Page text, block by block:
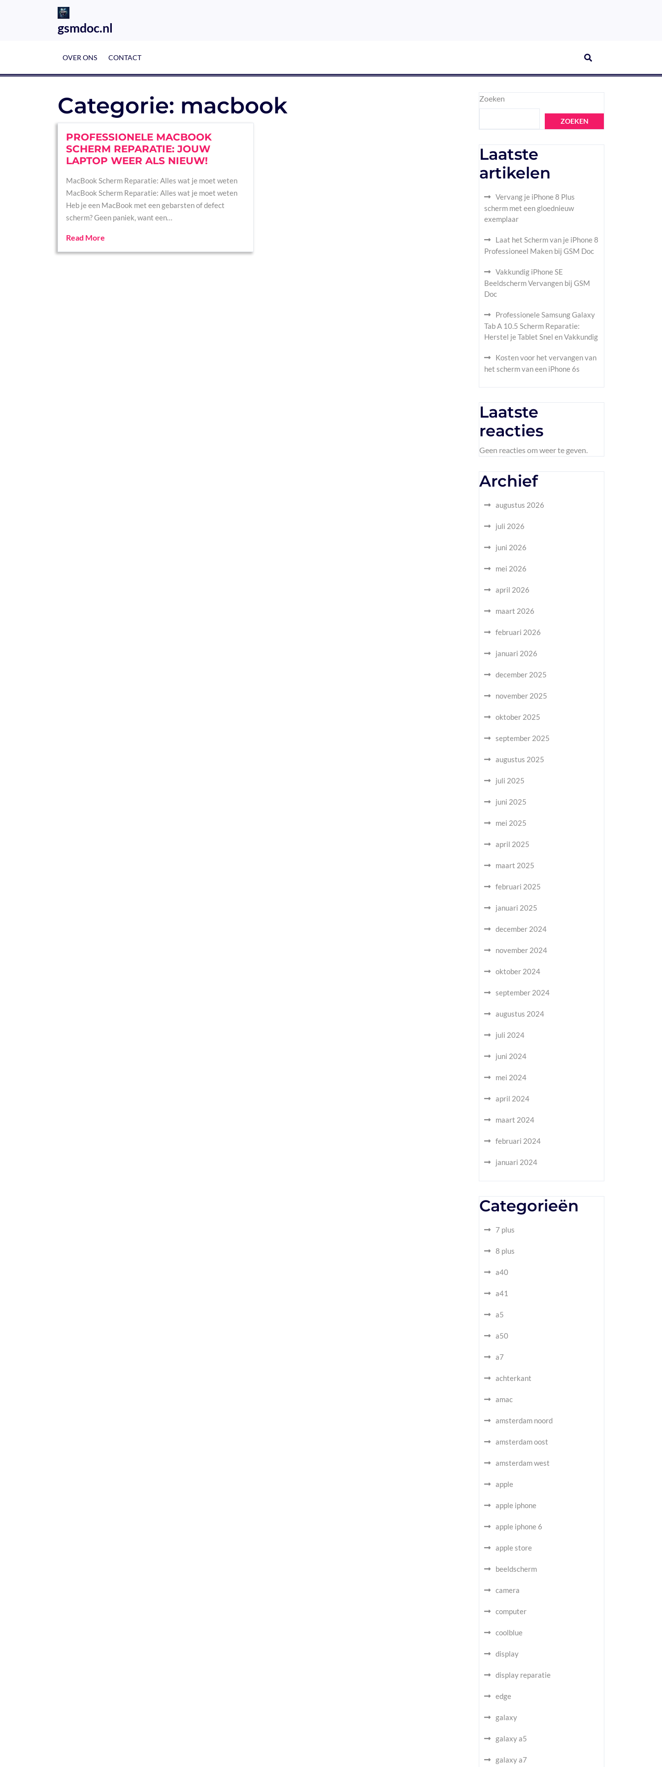
gsmdoc.nl
OVER ONS CONTACT
Categorie: macbook
PROFESSIONELE MACBOOK
SCHERM REPARATIE: JOUW
LAPTOP WEER ALS NIEUW!
MacBook Scherm Reparatie: Alles wat je moet weten
MacBook Scherm Reparatie: Alles wat je moet weten
Heb je een MacBook met een gebarsten of defect
scherm? Geen paniek, want een…
Read More
Zoeken
ZOEKEN
Laatste
artikelen
Vervang je iPhone 8 Plus
scherm met een gloednieuw
exemplaar
Laat het Scherm van je iPhone 8
Professioneel Maken bij GSM Doc
Vakkundig iPhone SE
Beeldscherm Vervangen bij GSM
Doc
Professionele Samsung Galaxy
Tab A 10.5 Scherm Reparatie:
Herstel je Tablet Snel en Vakkundig
Kosten voor het vervangen van
het scherm van een iPhone 6s
Laatste
reacties
Geen reacties om weer te geven.
Archief
augustus 2026
juli 2026
juni 2026
mei 2026
april 2026
maart 2026
februari 2026
januari 2026
december 2025
november 2025
oktober 2025
september 2025
augustus 2025
juli 2025
juni 2025
mei 2025
april 2025
maart 2025
februari 2025
januari 2025
december 2024
november 2024
oktober 2024
september 2024
augustus 2024
juli 2024
juni 2024
mei 2024
april 2024
maart 2024
februari 2024
januari 2024
Categorieën
7 plus
8 plus
a40
a41
a5
a50
a7
achterkant
amac
amsterdam noord
amsterdam oost
amsterdam west
apple
apple iphone
apple iphone 6
apple store
beeldscherm
camera
computer
coolblue
display
display reparatie
edge
galaxy
galaxy a5
galaxy a7